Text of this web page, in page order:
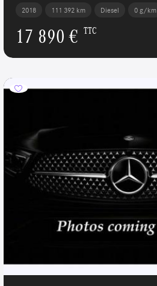
2018 111 392 km Diesel 0 g/km
17 890 € TTC